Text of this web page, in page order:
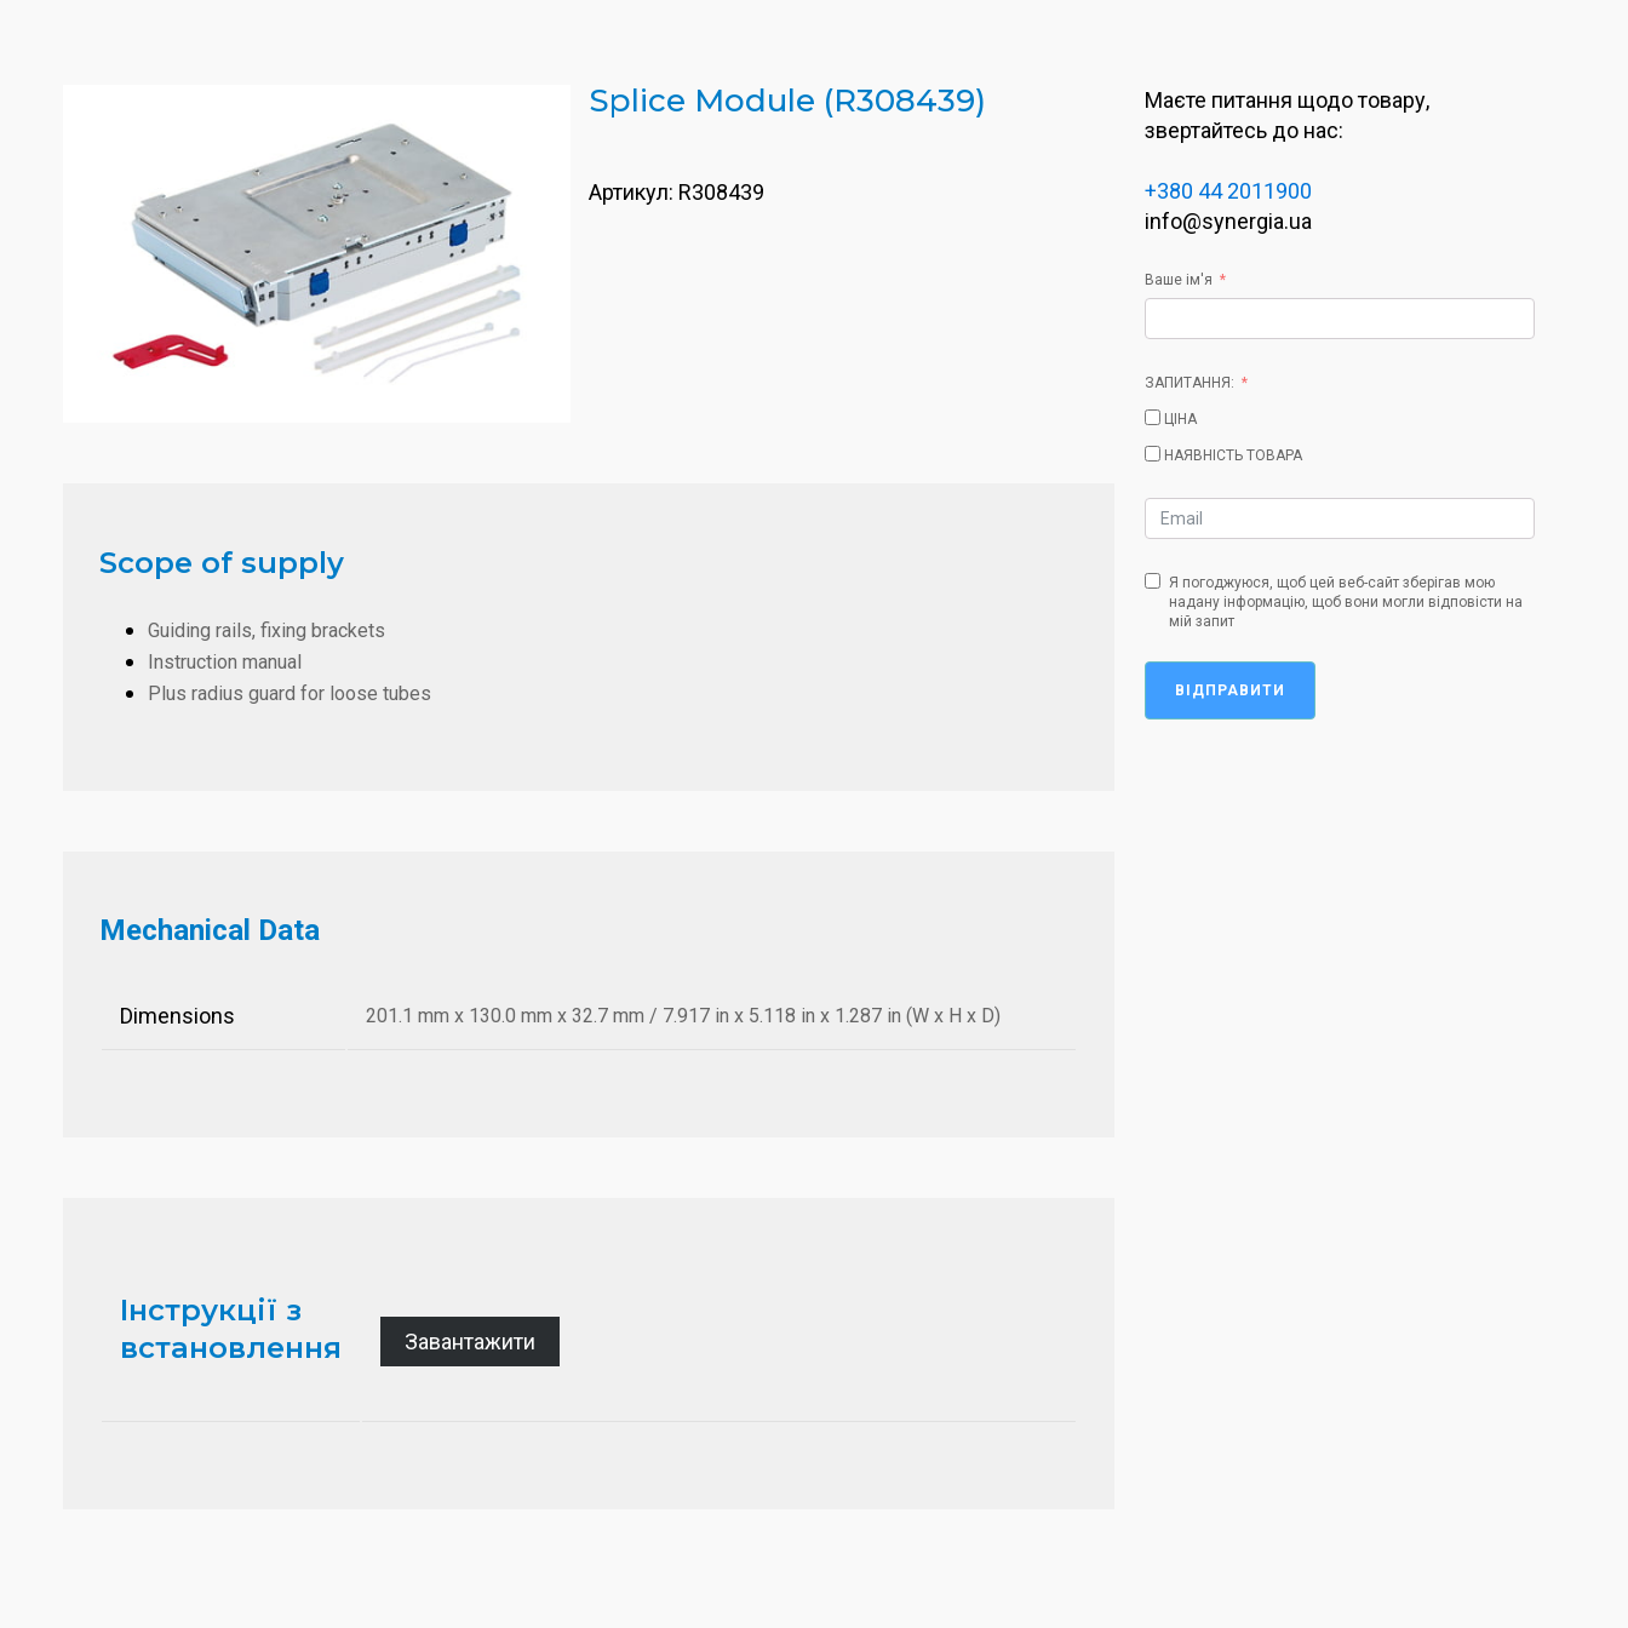
Splice Module (R308439)
Артикул: R308439
Scope of supply
Guiding rails, fixing brackets
Instruction manual
Plus radius guard for loose tubes
Mechanical Data
Dimensions 201.1 mm x 130.0 mm x 32.7 mm / 7.917 in x 5.118 in x 1.287 in (W x H x D)
Інструкції з
встановлення
Завантажити
Маєте питання щодо товару,
звертайтесь до нас:
+380 44 2011900
info@synergia.ua
Ваше ім'я
ЗАПИТАННЯ:
ЦІНА
НАЯВНІСТЬ ТОВАРА
Я погоджуюся, щоб цей веб-сайт зберігав мою
надану інформацію, щоб вони могли відповісти на
мій запит
ВІДПРАВИТИ